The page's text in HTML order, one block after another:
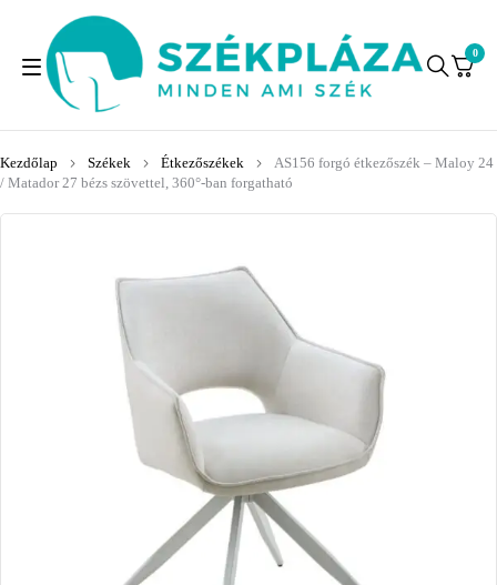
0
Kezdőlap Székek Étkezőszékek
AS156 forgó étkezőszék – Maloy 24
/ Matador 27 bézs szövettel, 360°-ban forgatható